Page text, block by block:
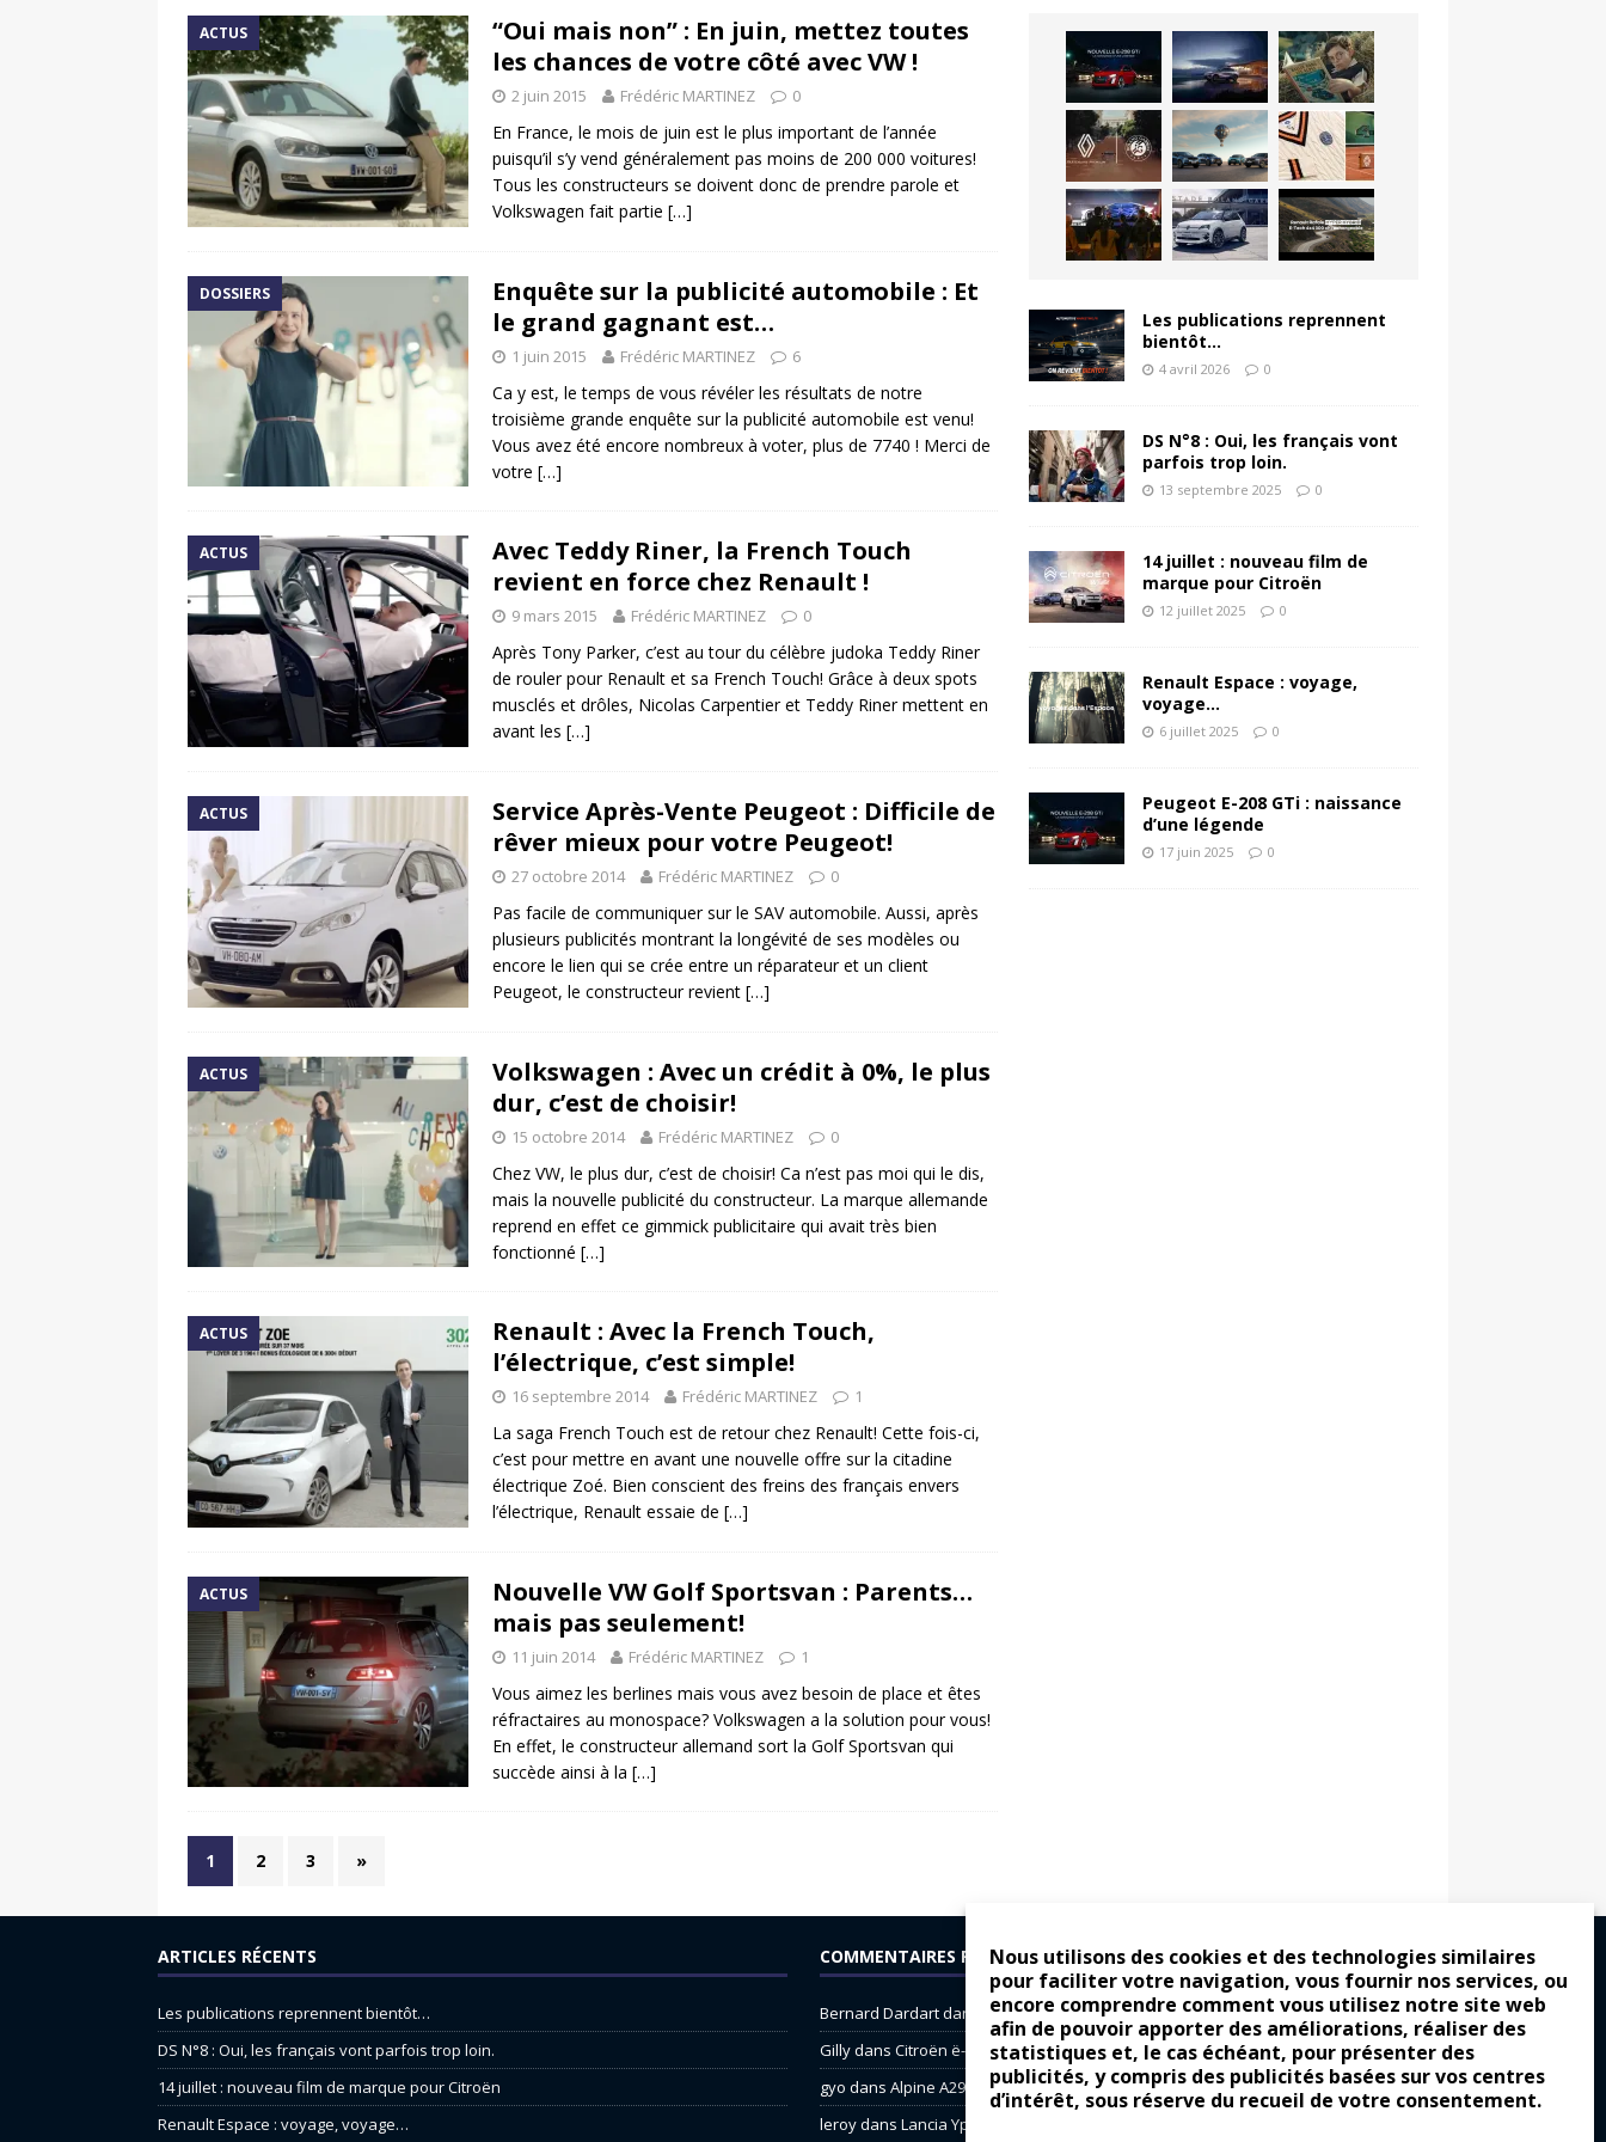
Nous utilisons des cookies et des technologies similaires
pour faciliter votre navigation, vous fournir nos services, ou
encore comprendre comment vous utilisez notre site web
afin de pouvoir apporter des améliorations, réaliser des
statistiques et, le cas échéant, pour présenter des
publicités, y compris des publicités basées sur vos centres
d’intérêt, sous réserve du recueil de votre consentement.
ACTUS
“Oui mais non” : En juin, mettez toutes
les chances de votre côté avec VW !
2 juin 2015 Frédéric MARTINEZ 0
En France, le mois de juin est le plus important de l’année
puisqu’il s’y vend généralement pas moins de 200 000 voitures!
Tous les constructeurs se doivent donc de prendre parole et
Volkswagen fait partie […]
DOSSIERS
Enquête sur la publicité automobile : Et
le grand gagnant est…
1 juin 2015 Frédéric MARTINEZ 6
Ca y est, le temps de vous révéler les résultats de notre
troisième grande enquête sur la publicité automobile est venu!
Vous avez été encore nombreux à voter, plus de 7740 ! Merci de
votre […]
ACTUS
Avec Teddy Riner, la French Touch
revient en force chez Renault !
9 mars 2015 Frédéric MARTINEZ 0
Après Tony Parker, c’est au tour du célèbre judoka Teddy Riner
de rouler pour Renault et sa French Touch! Grâce à deux spots
musclés et drôles, Nicolas Carpentier et Teddy Riner mettent en
avant les […]
ACTUS
Service Après-Vente Peugeot : Difficile de
rêver mieux pour votre Peugeot!
27 octobre 2014 Frédéric MARTINEZ 0
Pas facile de communiquer sur le SAV automobile. Aussi, après
plusieurs publicités montrant la longévité de ses modèles ou
encore le lien qui se crée entre un réparateur et un client
Peugeot, le constructeur revient […]
ACTUS
Volkswagen : Avec un crédit à 0%, le plus
dur, c’est de choisir!
15 octobre 2014 Frédéric MARTINEZ 0
Chez VW, le plus dur, c’est de choisir! Ca n’est pas moi qui le dis,
mais la nouvelle publicité du constructeur. La marque allemande
reprend en effet ce gimmick publicitaire qui avait très bien
fonctionné […]
ACTUS
Renault : Avec la French Touch,
l’électrique, c’est simple!
16 septembre 2014 Frédéric MARTINEZ 1
La saga French Touch est de retour chez Renault! Cette fois-ci,
c’est pour mettre en avant une nouvelle offre sur la citadine
électrique Zoé. Bien conscient des freins des français envers
l’électrique, Renault essaie de […]
ACTUS
Nouvelle VW Golf Sportsvan : Parents…
mais pas seulement!
11 juin 2014 Frédéric MARTINEZ 1
Vous aimez les berlines mais vous avez besoin de place et êtes
réfractaires au monospace? Volkswagen a la solution pour vous!
En effet, le constructeur allemand sort la Golf Sportsvan qui
succède ainsi à la […]
1 2 3 »
Les publications reprennent
bientôt…
4 avril 2026 0
DS N°8 : Oui, les français vont
parfois trop loin.
13 septembre 2025 0
14 juillet : nouveau film de
marque pour Citroën
12 juillet 2025 0
Renault Espace : voyage,
voyage…
6 juillet 2025 0
Peugeot E-208 GTi : naissance
d’une légende
17 juin 2025 0
ARTICLES RÉCENTS
Les publications reprennent bientôt…
DS N°8 : Oui, les français vont parfois trop loin.
14 juillet : nouveau film de marque pour Citroën
Renault Espace : voyage, voyage…
COMMENTAIRES RÉCENTS
Bernard Dardartdans
Dacia Sandero : pour les gens vrais
Gillydans Citroën ë-C3 : la révolution a commencé
gyo dans Alpine A290 : L’irrésistible attraction de la légèreté
leroydans Lancia Ypsilon : naturellement envoûtante ?